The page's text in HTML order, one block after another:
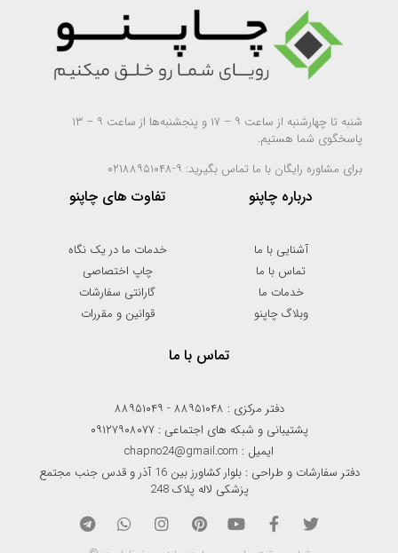
شنبه تا چهارشنبه از ساعت ۹ – ۱۷ و پنجشنبه‌ها از ساعت ۹ – ۱۳
پاسخگوی شما هستیم.
برای مشاوره رایگان با ما تماس بگیرید: ۹-۰۲۱۸۸۹۵۱۰۴۸
درباره چاپنو
آشنایی با ما
تماس با ما
خدمات ما
وبلاگ چاپنو
تفاوت های چاپنو
خدمات ما در یک نگاه
چاپ اختصاصی
گارانتی سفارشات
قوانین و مقررات
تماس با ما
دفتر مرکزی : ۸۸۹۵۱۰۴۸ - ۸۸۹۵۱۰۴۹
پشتیبانی و شبکه های اجتماعی : ۰۹۱۲۷۹۰۸۰۷۷
ایمیل : chapno24@gmail.com
دفتر سفارشات و طراحی : بلوار کشاورز بین 16 آذر و قدس جنب مجتمع
پزشکی لاله پلاک 248